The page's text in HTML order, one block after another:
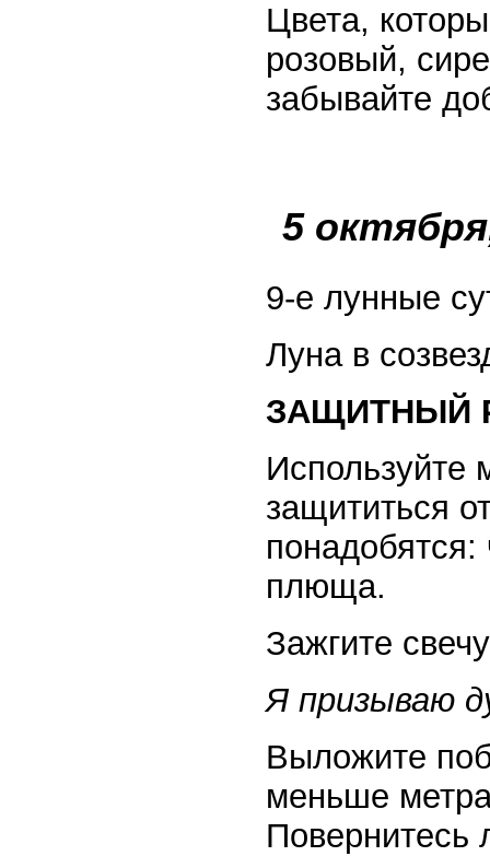
Цвета,
розовый,
забывайте
5
9-е лунные
Луна в
ЗАЩИТНЫЙ
Используйте
защититься
понадобятся:
плюща.
Зажгите
Я призываю
Выложите
меньше метра
Повернитесь